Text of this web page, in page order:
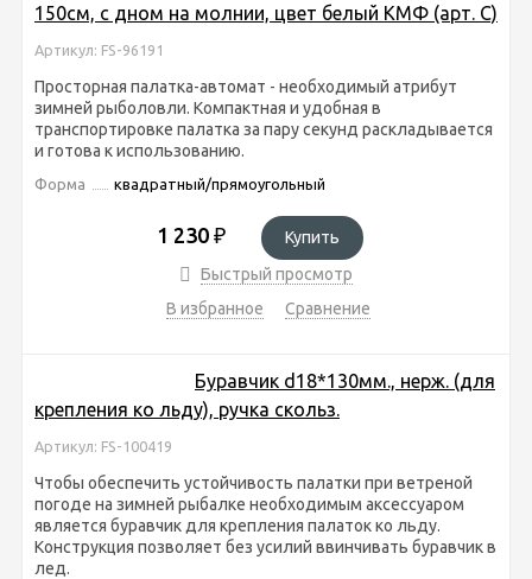
150см, с дном на молнии, цвет белый КМФ (арт. C)
Артикул: FS-96191
Просторная палатка-автомат - необходимый атрибут
зимней рыболовли. Компактная и удобная в
транспортировке палатка за пару секунд раскладывается
и готова к использованию.
Форма квадратный/прямоугольный
1 230 ₽
Купить
Быстрый просмотр
В избранное
Сравнение
Буравчик d18*130мм., нерж. (для
крепления ко льду), ручка скольз.
Артикул: FS-100419
Чтобы обеспечить устойчивость палатки при ветреной
погоде на зимней рыбалке необходимым аксессуаром
является буравчик для крепления палаток ко льду.
Конструкция позволяет без усилий ввинчивать буравчик в
лед.